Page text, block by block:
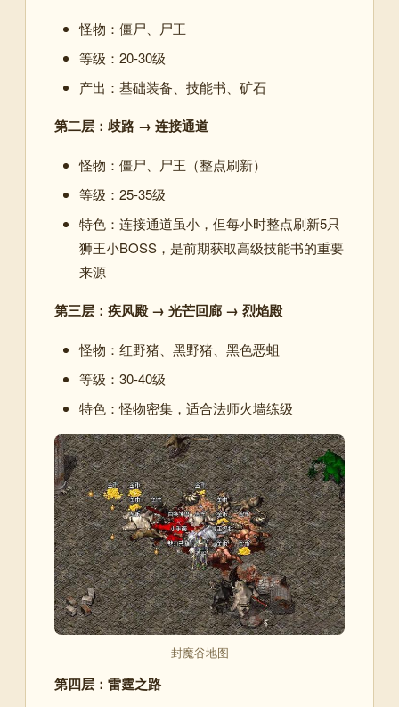
怪物：僵尸、尸王
等级：20-30级
产出：基础装备、技能书、矿石
第二层：歧路 → 连接通道
怪物：僵尸、尸王（整点刷新）
等级：25-35级
特色：连接通道虽小，但每小时整点刷新5只
狮王小BOSS，是前期获取高级技能书的重要
来源
第三层：疾风殿 → 光芒回廊 → 烈焰殿
怪物：红野猪、黑野猪、黑色恶蛆
等级：30-40级
特色：怪物密集，适合法师火墙练级
封魔谷地图
第四层：雷霆之路